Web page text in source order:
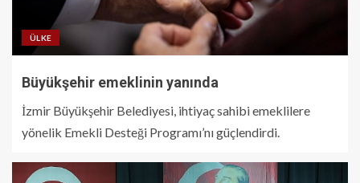
ÜLKE
Büyükşehir emeklinin yanında
İzmir Büyükşehir Belediyesi, ihtiyaç sahibi emeklilere
yönelik Emekli Desteği Programı’nı güçlendirdi.